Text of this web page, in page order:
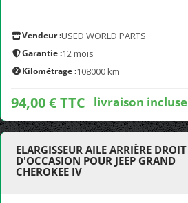
Vendeur :USED WORLD PARTS
Garantie :12 mois
Kilométrage :108000 km
94,00 € TTC livraison incluse
ELARGISSEUR AILE ARRIÈRE DROIT
D'OCCASION POUR JEEP GRAND
CHEROKEE IV